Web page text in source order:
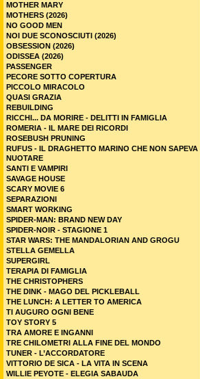
MOTHER MARY
MOTHERS (2026)
NO GOOD MEN
NOI DUE SCONOSCIUTI (2026)
OBSESSION (2026)
ODISSEA (2026)
PASSENGER
PECORE SOTTO COPERTURA
PICCOLO MIRACOLO
QUASI GRAZIA
REBUILDING
RICCHI... DA MORIRE - DELITTI IN FAMIGLIA
ROMERIA - IL MARE DEI RICORDI
ROSEBUSH PRUNING
RUFUS - IL DRAGHETTO MARINO CHE NON SAPEVA
NUOTARE
SANTI E VAMPIRI
SAVAGE HOUSE
SCARY MOVIE 6
SEPARAZIONI
SMART WORKING
SPIDER-MAN: BRAND NEW DAY
SPIDER-NOIR - STAGIONE 1
STAR WARS: THE MANDALORIAN AND GROGU
STELLA GEMELLA
SUPERGIRL
TERAPIA DI FAMIGLIA
THE CHRISTOPHERS
THE DINK - MAGO DEL PICKLEBALL
THE LUNCH: A LETTER TO AMERICA
TI AUGURO OGNI BENE
TOY STORY 5
TRA AMORE E INGANNI
TRE CHILOMETRI ALLA FINE DEL MONDO
TUNER - L’ACCORDATORE
VITTORIO DE SICA - LA VITA IN SCENA
WILLIE PEYOTE - ELEGIA SABAUDA